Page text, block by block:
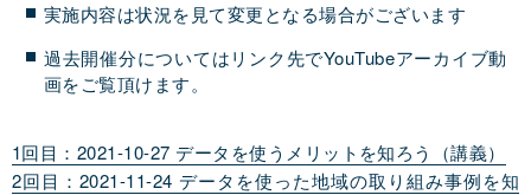
実施内容は状況を見て変更となる場合がございます
過去開催分についてはリンク先でYouTubeアーカイブ動
画をご覧頂けます。
1回目：2021-10-27 データを使うメリットを知ろう（講義）
2回目：2021-11-24 データを使った地域の取り組み事例を知